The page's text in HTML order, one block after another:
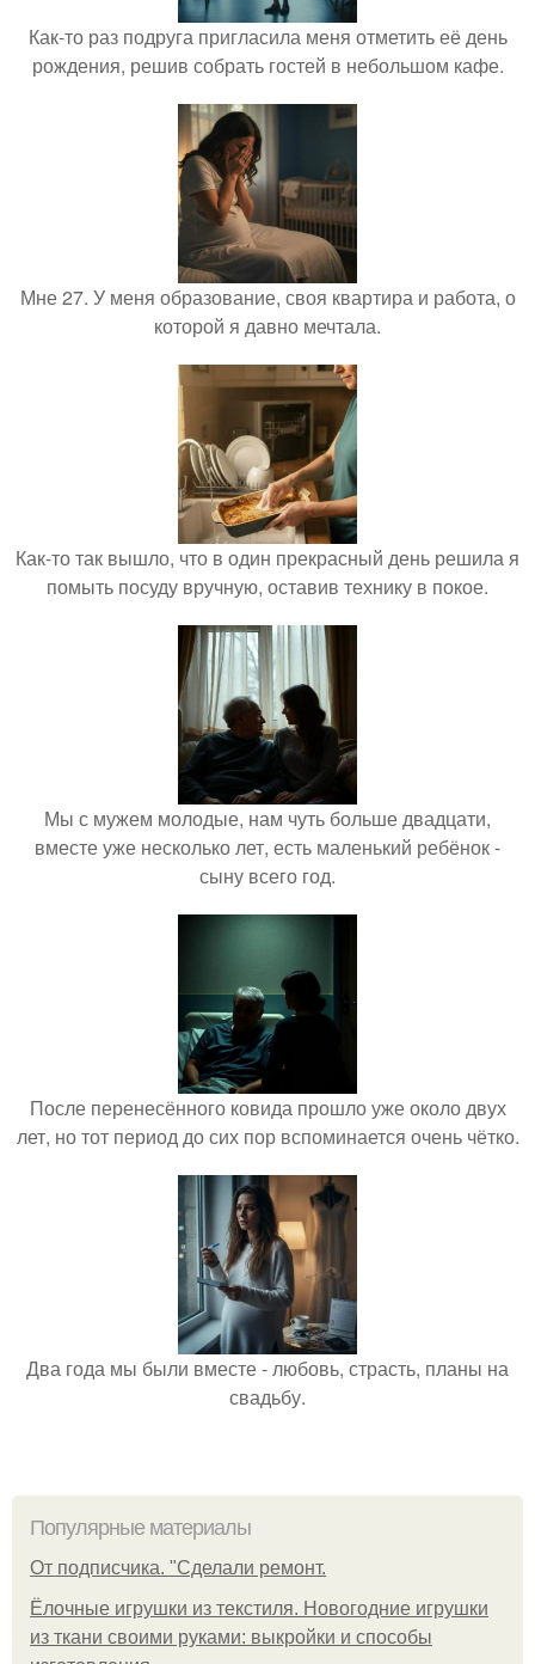
Как-то раз подруга пригласила меня отметить её день
рождения, решив собрать гостей в небольшом кафе.
Мне 27. У меня образование, своя квартира и работа, о
которой я давно мечтала.
Как-то так вышло, что в один прекрасный день решила я
помыть посуду вручную, оставив технику в покое.
Мы с мужем молодые, нам чуть больше двадцати,
вместе уже несколько лет, есть маленький ребёнок -
сыну всего год.
После перенесённого ковида прошло уже около двух
лет, но тот период до сих пор вспоминается очень чётко.
Два года мы были вместе - любовь, страсть, планы на
свадьбу.
Популярные материалы
От подписчика. "Сделали ремонт.
Ёлочные игрушки из текстиля. Новогодние игрушки
из ткани своими руками: выкройки и способы